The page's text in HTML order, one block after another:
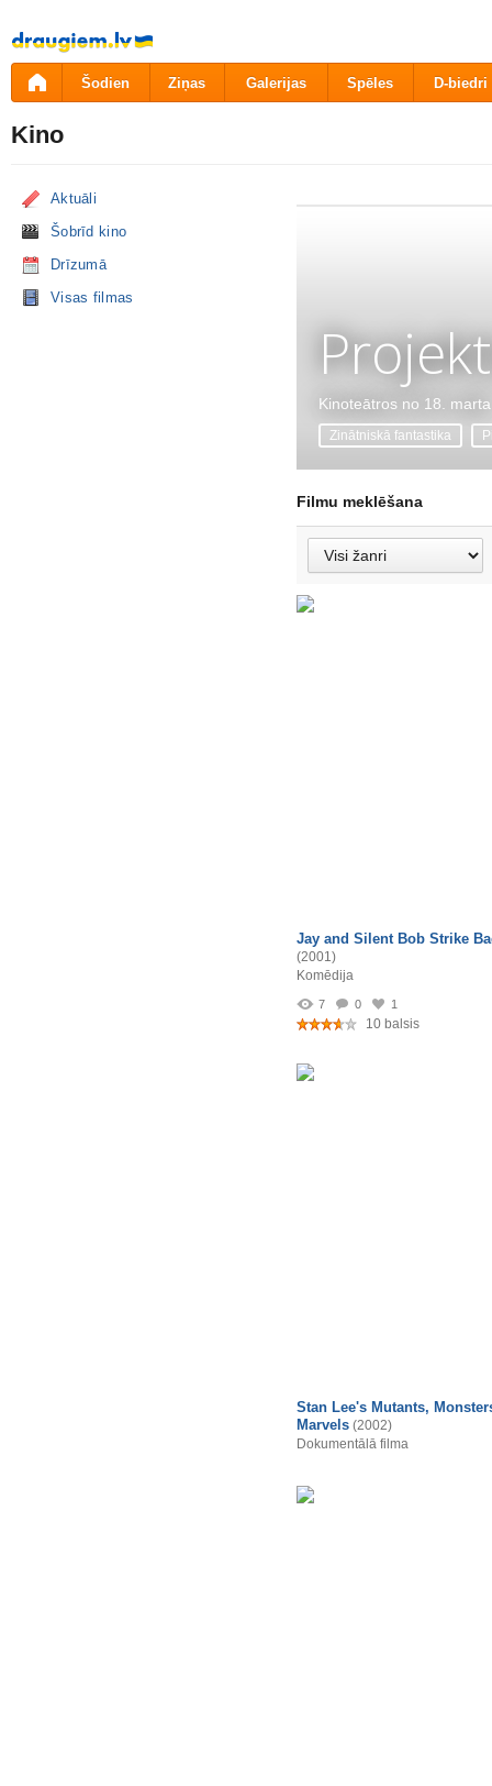
Pāriet
uz
saturu
Šodien Ziņas Galerijas Spēles D-biedri
Kino
Aktuāli
Šobrīd kino
Drīzumā
Visas filmas
Kinoteātros no 18. marta
Zinātniskā fantastika
Filmu meklēšana
Jay and Silent Bob Strike
(2001)
Komēdija
7 0 1
10 balsis
Stan Lee's Mutants,
Marvels (2002)
Dokumentālā filma